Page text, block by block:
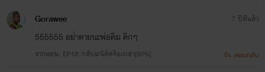
Gorawee
555555 อย่าตายนะพ่อคิม คิกๆ
จากตอน: EP18::กลับมาได้หรือเปล่า[50%]
7 ปีที่แล้ว
ตอบกลับ